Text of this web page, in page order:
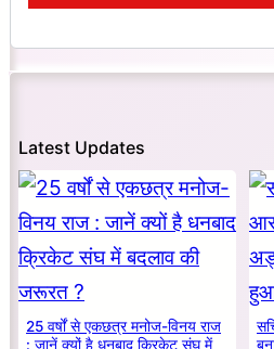
Latest Updates
25 वर्षों से एकछत्र मनोज-विनय राज
: जानें क्यों है धनबाद क्रिकेट संघ में